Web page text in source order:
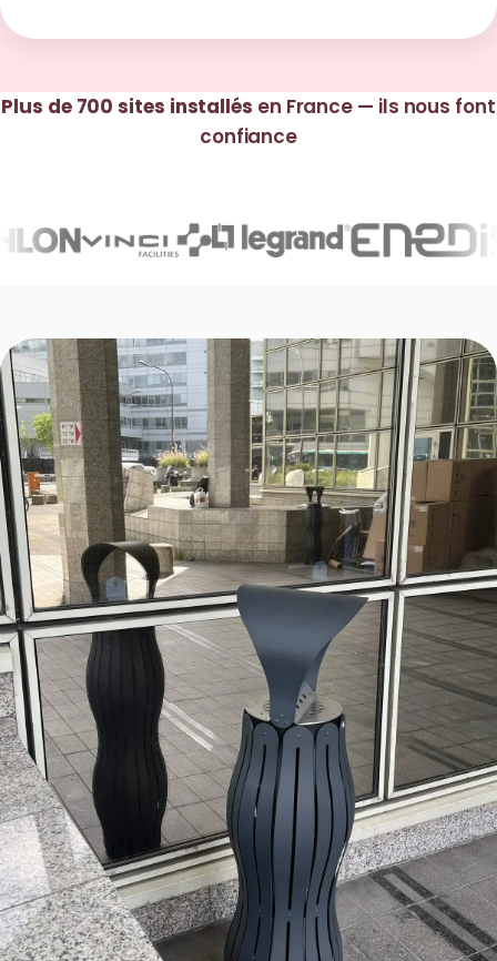
Plus de 700 sites installés en France — ils nous font
confiance